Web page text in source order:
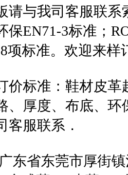
请与我司客服联
保EN71-3标准；
项标准。欢迎来样
价标准：鞋材皮
、厚度、布底、
客服联系．
东省东莞市厚街